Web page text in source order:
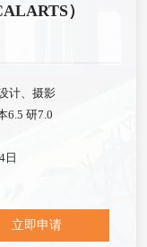
）
计、摄影
6.5 研7.0
日
立即申请